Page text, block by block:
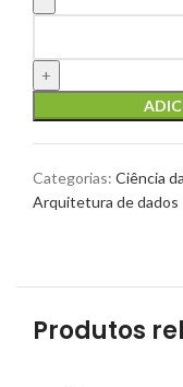
Categorias: Ciência
Arquitetura de dados
Produtos